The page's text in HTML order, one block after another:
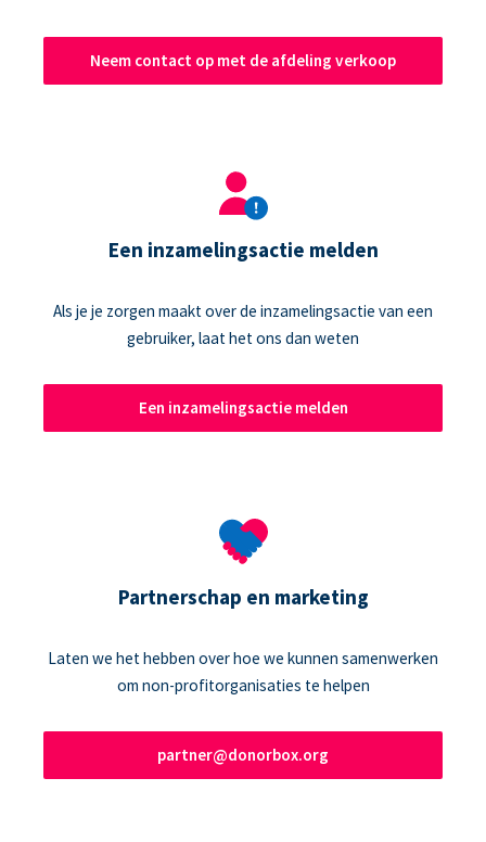
Neem contact op met de afdeling verkoop
Een inzamelingsactie melden
Als je je zorgen maakt over de inzamelingsactie van een
gebruiker, laat het ons dan weten
Een inzamelingsactie melden
Partnerschap en marketing
Laten we het hebben over hoe we kunnen samenwerken
om non-profitorganisaties te helpen
partner@donorbox.org